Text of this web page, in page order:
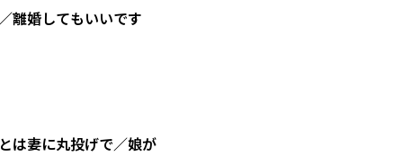
離婚してもいいです
は妻に丸投げで／娘が